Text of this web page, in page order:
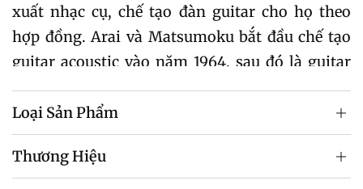
xuất nhạc cụ, chế tạo đàn guitar cho họ theo
hợp đồng. Arai và Matsumoku bắt đầu chế tạo
guitar acoustic vào năm 1964, sau đó là guitar
điện vào năm 1966, sử dụng tên thương hiệu
Arai, Aria, Aria Diamond, Diamond và Arita.
Thương hiệu Aria đã được đổi thành Aria Pro II
vào cuối năm 1975, mặc dù thương hiệu này chủ
Loại Sản Phẩm
Thương Hiệu